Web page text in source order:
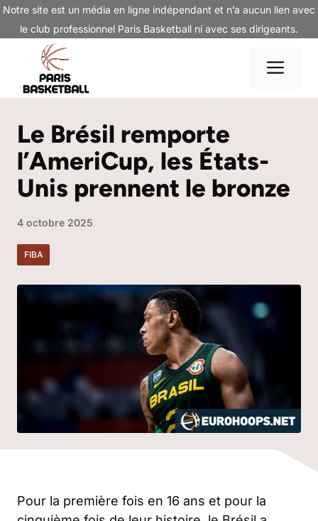
Aller
contenu
Notre site est un média en ligne indépendant et n’a aucun lien avec
le club professionnel Paris Basketball ni avec ses dirigeants.
Le Brésil remporte
l’AmeriCup, les États-
Unis prennent le bronze
4 octobre 2025
FIBA
Pour la première fois en 16 ans et pour la